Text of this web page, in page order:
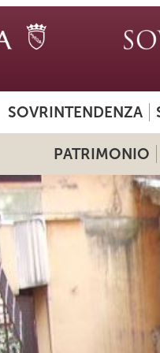
SOVRINTENDENZA
PATRIMONIO